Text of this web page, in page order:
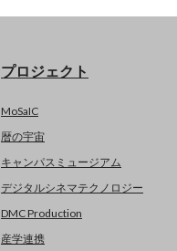
プロジェクト
MoSaIC
暦の宇宙
キャンパスミュージアム
デジタルシネマテクノロジー
DMC Production
産学連携